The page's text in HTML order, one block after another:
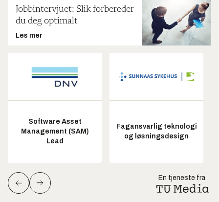
Jobbintervjuet: Slik forbereder
du deg optimalt
Les mer
Software Asset
Management (SAM)
Lead
Fagansvarlig teknologi
og løsningsdesign
En tjeneste fra